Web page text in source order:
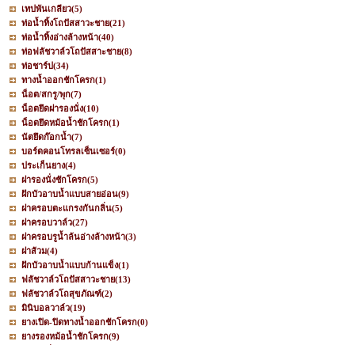
เทปพันเกลียว(5)
ท่อน้ำทิ้งโถปัสสาวะชาย(21)
ท่อน้ำทิ้งอ่างล้างหน้า(40)
ท่อฟลัชวาล์วโถปัสสาะชาย(8)
ท่อชาร์ป(34)
ทางน้ำออกชักโครก(1)
น็อต/สกรู/พุก(7)
น็อตยึดฝารองนั่ง(10)
น็อตยึดหม้อน้ำชักโครก(1)
นัตยึดก๊อกน้ำ(7)
บอร์ดคอนโทรลเซ็นเซอร์(0)
ประเก็นยาง(4)
ฝารองนั่งชักโครก(5)
ฝักบัวอาบน้ำแบบสายอ่อน(9)
ฝาครอบตะแกรงกันกลิ่น(5)
ฝาครอบวาล์ว(27)
ฝาครอบรูน้ำล้นอ่างล้างหน้า(3)
ฝาส้วม(4)
ฝักบัวอาบน้ำแบบก้านแข็ง(1)
ฟลัชวาล์วโถปัสสาวะชาย(13)
ฟลัชวาล์วโถสุขภัณฑ์(2)
มินิบอลวาล์ว(19)
ยางเปิด-ปิดทางน้ำออกชักโครก(0)
ยางรองหม้อน้ำชักโครก(9)